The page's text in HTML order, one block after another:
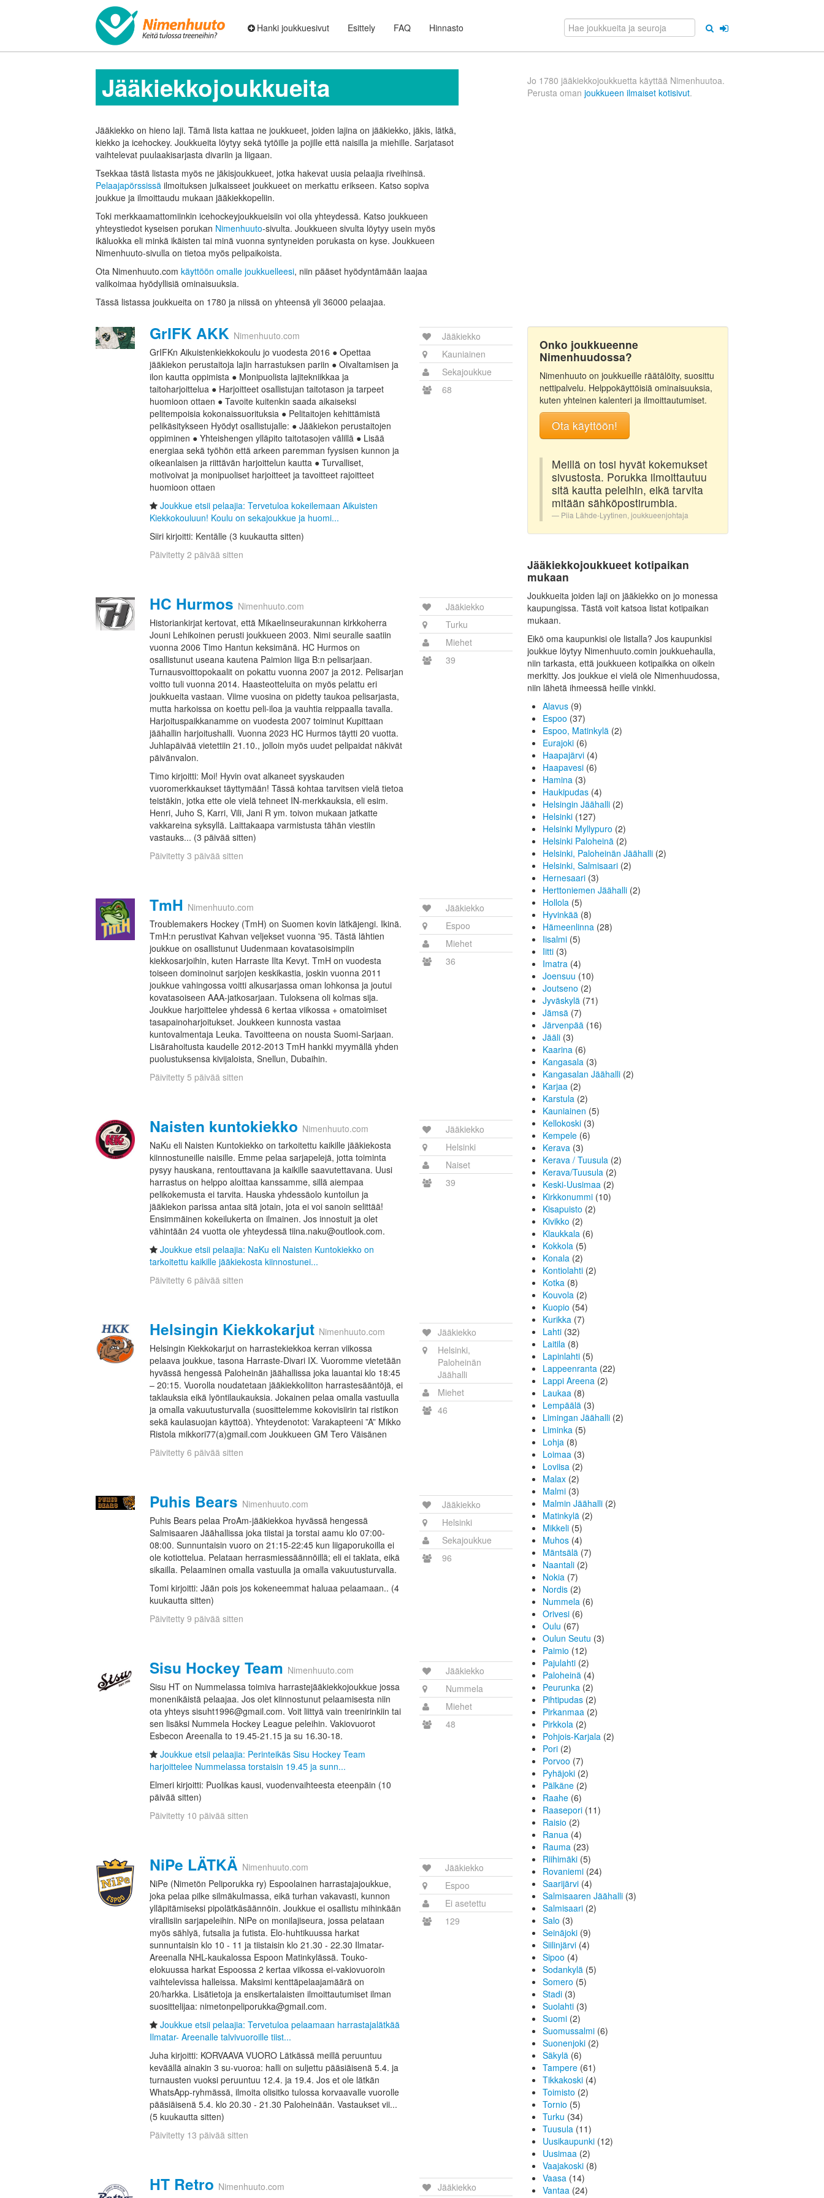
Hanki joukkuesivut Esittely FAQ Hinnasto
Jääkiekko­joukkueita
Jääkiekko on hieno laji. Tämä lista kattaa ne joukkueet, joiden lajina on jääkiekko, jäkis, lätkä,
kiekko ja icehockey. Joukkueita löytyy sekä tytöille ja pojille että naisilla ja miehille. Sarjatasot
vaihtelevat puulaakisarjasta divariin ja liigaan.
Tsekkaa tästä listasta myös ne jäkis­joukkueet, jotka hakevat uusia pelaajia riveihinsä.
Pelaajapörssissä ilmoituksen julkaisseet joukkueet on merkattu erikseen. Katso sopiva
joukkue ja ilmoittaudu mukaan jääkiekko­peliin.
Toki merkkaamattomiinkin icehockeyjoukkueisiin voi olla yhteydessä. Katso joukkueen
yhteystiedot kyseisen porukan Nimenhuuto-sivulta. Joukkueen sivulta löytyy usein myös
ikäluokka eli minkä ikäisten tai minä vuonna syntyneiden porukasta on kyse. Joukkueen
Nimenhuuto-sivulla on tietoa myös pelipaikoista.
Ota Nimenhuuto.com käyttöön omalle joukkuelleesi, niin pääset hyödyntämään laajaa
valikoimaa hyödyllisiä ominaisuuksia.
Tässä listassa joukkueita on 1780 ja niissä on yhteensä yli 36000 pelaajaa.
Jo 1780 jääkiekkojoukkuetta käyttää Nimenhuutoa.
Perusta oman joukkueen ilmaiset kotisivut.
GrIFK AKK Nimenhuuto.com
GrIFKn Aikuistenkiekkokoulu jo vuodesta 2016 ● Opettaa
jääkiekon perustaitoja lajin harrastuksen pariin ● Oivaltamisen ja
ilon kautta oppimista ● Monipuolista lajitekniikkaa ja
taitoharjoittelua ● Harjoitteet osallistujan taitotason ja tarpeet
huomioon ottaen ● Tavoite kuitenkin saada aikaiseksi
pelitempoisia kokonaissuorituksia ● Pelitaitojen kehittämistä
pelikäsitykseen Hyödyt osallistujalle: ● Jääkiekon perustaitojen
oppiminen ● Yhteishengen ylläpito taitotasojen välillä ● Lisää
energiaa sekä työhön että arkeen paremman fyysisen kunnon ja
oikeanlaisen ja riittävän harjoittelun kautta ● Turvalliset,
motivoivat ja monipuoliset harjoitteet ja tavoitteet rajoitteet
huomioon ottaen
Joukkue etsii pelaajia: Tervetuloa kokeilemaan Aikuisten
Kiekkokouluun! Koulu on sekajoukkue ja huomi...
Siiri kirjoitti: Kentälle (3 kuukautta sitten)
Päivitetty 2 päivää sitten
Jääkiekko
Kauniainen
Sekajoukkue
68
HC Hurmos Nimenhuuto.com
Historiankirjat kertovat, että Mikaelinseurakunnan kirkkoherra
Jouni Lehikoinen perusti joukkueen 2003. Nimi seuralle saatiin
vuonna 2006 Timo Hantun keksimänä. HC Hurmos on
osallistunut useana kautena Paimion liiga B:n pelisarjaan.
Turnausvoittopokaalit on pokattu vuonna 2007 ja 2012. Pelisarjan
voitto tuli vuonna 2014. Haasteotteluita on myös pelattu eri
joukkueita vastaan. Viime vuosina on pidetty taukoa pelisarjasta,
mutta harkoissa on koettu peli-iloa ja vauhtia reippaalla tavalla.
Harjoituspaikkanamme on vuodesta 2007 toiminut Kupittaan
jäähallin harjoitushalli. Vuonna 2023 HC Hurmos täytti 20 vuotta.
Juhlapäivää vietettiin 21.10., jolloin myös uudet pelipaidat näkivät
päivänvalon.
Timo kirjoitti: Moi! Hyvin ovat alkaneet syyskauden
vuoromerkkaukset täyttymään! Tässä kohtaa tarvitsen vielä tietoa
teistäkin, jotka ette ole vielä tehneet IN-merkkauksia, eli esim.
Henri, Juho S, Karri, Vili, Jani R ym. toivon mukaan jatkatte
vakkareina syksyllä. Laittakaapa varmistusta tähän viestiin
vastauks... (3 päivää sitten)
Päivitetty 3 päivää sitten
Jääkiekko
Turku
Miehet
39
TmH Nimenhuuto.com
Troublemakers Hockey (TmH) on Suomen kovin lätkäjengi. Ikinä.
TmH:n perustivat Kahvan veljekset vuonna '95. Tästä lähtien
joukkue on osallistunut Uudenmaan kovatasoisimpiin
kiekkosarjoihin, kuten Harraste Ilta Kevyt. TmH on vuodesta
toiseen dominoinut sarjojen keskikastia, joskin vuonna 2011
joukkue vahingossa voitti alkusarjassa oman lohkonsa ja joutui
kovatasoiseen AAA-jatkosarjaan. Tuloksena oli kolmas sija.
Joukkue harjoittelee yhdessä 6 kertaa viikossa + omatoimiset
tasapainoharjoitukset. Joukkeen kunnosta vastaa
kuntovalmentaja Leuka. Tavoitteena on nousta Suomi-Sarjaan.
Lisärahoitusta kaudelle 2012-2013 TmH hankki myymällä yhden
puolustuksensa kivijaloista, Snellun, Dubaihin.
Päivitetty 5 päivää sitten
Jääkiekko
Espoo
Miehet
36
Naisten kuntokiekko Nimenhuuto.com
NaKu eli Naisten Kuntokiekko on tarkoitettu kaikille jääkiekosta
kiinnostuneille naisille. Emme pelaa sarjapelejä, jotta toiminta
pysyy hauskana, rentouttavana ja kaikille saavutettavana. Uusi
harrastus on helppo aloittaa kanssamme, sillä aiempaa
pelikokemusta ei tarvita. Hauska yhdessäolo kuntoilun ja
jääkiekon parissa antaa sitä jotain, jota ei voi sanoin selittää!
Ensimmäinen kokeilukerta on ilmainen. Jos innostuit ja olet
vähintään 24 vuotta ole yhteydessä tiina.naku@outlook.com.
Joukkue etsii pelaajia: NaKu eli Naisten Kuntokiekko on
tarkoitettu kaikille jääkiekosta kiinnostunei...
Päivitetty 6 päivää sitten
Jääkiekko
Helsinki
Naiset
39
Helsingin Kiekkokarjut Nimenhuuto.com
Helsingin Kiekkokarjut on harrastekiekkoa kerran viikossa
pelaava joukkue, tasona Harraste-Divari IX. Vuoromme vietetään
hyvässä hengessä Paloheinän jäähallissa joka lauantai klo 18:45
– 20:15. Vuorolla noudatetaan jääkiekkoliiton harrastesääntöjä, ei
taklauksia eikä lyöntilaukauksia. Jokainen pelaa omalla vastuulla
ja omalla vakuutusturvalla (suosittelemme kokovisiirin tai ristikon
sekä kaulasuojan käyttöä). Yhteydenotot: Varakapteeni ”A” Mikko
Ristola mikkori77(a)gmail.com Joukkueen GM Tero Väisänen
Päivitetty 6 päivää sitten
Jääkiekko
Helsinki,
Paloheinän
Jäähalli
Miehet
46
Puhis Bears Nimenhuuto.com
Puhis Bears pelaa ProAm-jääkiekkoa hyvässä hengessä
Salmisaaren Jäähallissa joka tiistai ja torstai aamu klo 07:00-
08:00. Sunnuntaisin vuoro on 21:15-22:45 kun liigaporukoilla ei
ole kotiottelua. Pelataan herrasmiessäännöillä; eli ei taklata, eikä
sikailla. Pelaaminen omalla vastuulla ja omalla vakuutusturvalla.
Tomi kirjoitti: Jään pois jos kokeneemmat haluaa pelaamaan.. (4
kuukautta sitten)
Päivitetty 9 päivää sitten
Jääkiekko
Helsinki
Sekajoukkue
96
Sisu Hockey Team Nimenhuuto.com
Sisu HT on Nummelassa toimiva harrastejääkiekkojoukkue jossa
monenikäistä pelaajaa. Jos olet kiinnostunut pelaamisesta niin
ota yhteys sisuht1996@gmail.com. Voit liittyä vain treenirinkiin tai
sen lisäksi Nummela Hockey League peleihin. Vakiovuorot
Esbecon Areenalla to 19.45-21.15 ja su 16.30-18.
Joukkue etsii pelaajia: Perinteikäs Sisu Hockey Team
harjoittelee Nummelassa torstaisin 19.45 ja sunn...
Elmeri kirjoitti: Puolikas kausi, vuodenvaihteesta eteenpäin (10
päivää sitten)
Päivitetty 10 päivää sitten
Jääkiekko
Nummela
Miehet
48
NiPe LÄTKÄ Nimenhuuto.com
NiPe (Nimetön Peliporukka ry) Espoolainen harrastajajoukkue,
joka pelaa pilke silmäkulmassa, eikä turhan vakavasti, kunnon
ylläpitämiseksi pipolätkäsäännöin. Joukkue ei osallistu mihinkään
virallisiin sarjapeleihin. NiPe on monilajiseura, jossa pelataan
myös sählyä, futsalia ja futista. Elo-huhtikuussa harkat
sunnuntaisin klo 10 - 11 ja tiistaisin klo 21.30 - 22.30 Ilmatar-
Areenalla NHL-kaukalossa Espoon Matinkylässä. Touko-
elokuussa harkat Espoossa 2 kertaa viikossa ei-vakiovuoroin
vaihtelevissa halleissa. Maksimi kenttäpelaajamäärä on
20/harkka. Lisätietoja ja ensikertalaisten ilmoittautumiset ilman
suosittelijaa: nimetonpeliporukka@gmail.com.
Joukkue etsii pelaajia: Tervetuloa pelaamaan harrastajalätkää
Ilmatar- Areenalle talvivuoroille tiist...
Juha kirjoitti: KORVAAVA VUORO Lätkässä meillä peruuntuu
keväällä ainakin 3 su-vuoroa: halli on suljettu pääsiäisenä 5.4. ja
turnausten vuoksi peruuntuu 12.4. ja 19.4. Jos et ole lätkän
WhatsApp-ryhmässä, ilmoita olisitko tulossa korvaavalle vuorolle
pääsiäisenä 5.4. klo 20.30 - 21.30 Paloheinään. Vastaukset vii...
(5 kuukautta sitten)
Päivitetty 13 päivää sitten
Jääkiekko
Espoo
Ei asetettu
129
HT Retro Nimenhuuto.com
Jääkiekko
Onko joukkueenne
Nimenhuudossa?
Nimenhuuto on joukkueille räätälöity, suosittu
nettipalvelu. Helppokäyttöisiä ominaisuuksia,
kuten yhteinen kalenteri ja ilmoittautumiset.
Ota käyttöön!
Meillä on tosi hyvät kokemukset
sivustosta. Porukka ilmoittautuu
sitä kautta peleihin, eikä tarvita
mitään sähköpostirumbia.
Piia Lähde-Lyytinen, joukkueenjohtaja
Jääkiekkojoukkueet kotipaikan
mukaan
Joukkueita joiden laji on jääkiekko on jo monessa
kaupungissa. Tästä voit katsoa listat kotipaikan
mukaan.
Eikö oma kaupunkisi ole listalla? Jos kaupunkisi
joukkue löytyy Nimenhuuto.comin joukkuehaulla,
niin tarkasta, että joukkueen kotipaikka on oikein
merkitty. Jos joukkue ei vielä ole Nimenhuudossa,
niin lähetä ihmeessä heille vinkki.
Alavus (9)
Espoo (37)
Espoo, Matinkylä (2)
Eurajoki (6)
Haapajärvi (4)
Haapavesi (6)
Hamina (3)
Haukipudas (4)
Helsingin Jäähalli (2)
Helsinki (127)
Helsinki Myllypuro (2)
Helsinki Paloheinä (2)
Helsinki, Paloheinän Jäähalli (2)
Helsinki, Salmisaari (2)
Hernesaari (3)
Herttoniemen Jäähalli (2)
Hollola (5)
Hyvinkää (8)
Hämeenlinna (28)
Iisalmi (5)
Iitti (3)
Imatra (4)
Joensuu (10)
Joutseno (2)
Jyväskylä (71)
Jämsä (7)
Järvenpää (16)
Jääli (3)
Kaarina (6)
Kangasala (3)
Kangasalan Jäähalli (2)
Karjaa (2)
Karstula (2)
Kauniainen (5)
Kellokoski (3)
Kempele (6)
Kerava (3)
Kerava / Tuusula (2)
Kerava/Tuusula (2)
Keski-Uusimaa (2)
Kirkkonummi (10)
Kisapuisto (2)
Kivikko (2)
Klaukkala (6)
Kokkola (5)
Konala (2)
Kontiolahti (2)
Kotka (8)
Kouvola (2)
Kuopio (54)
Kurikka (7)
Lahti (32)
Laitila (8)
Lapinlahti (5)
Lappeenranta (22)
Lappi Areena (2)
Laukaa (8)
Lempäälä (3)
Limingan Jäähalli (2)
Liminka (5)
Lohja (8)
Loimaa (3)
Loviisa (2)
Malax (2)
Malmi (3)
Malmin Jäähalli (2)
Matinkylä (2)
Mikkeli (5)
Muhos (4)
Mäntsälä (7)
Naantali (2)
Nokia (7)
Nordis (2)
Nummela (6)
Orivesi (6)
Oulu (67)
Oulun Seutu (3)
Paimio (12)
Pajulahti (2)
Paloheinä (4)
Peurunka (2)
Pihtipudas (2)
Pirkanmaa (2)
Pirkkola (2)
Pohjois-Karjala (2)
Pori (2)
Porvoo (7)
Pyhäjoki (2)
Pälkäne (2)
Raahe (6)
Raasepori (11)
Raisio (2)
Ranua (4)
Rauma (23)
Riihimäki (5)
Rovaniemi (24)
Saarijärvi (4)
Salmisaaren Jäähalli (3)
Salmisaari (2)
Salo (3)
Seinäjoki (9)
Siilinjärvi (4)
Sipoo (4)
Sodankylä (5)
Somero (5)
Stadi (3)
Suolahti (3)
Suomi (2)
Suomussalmi (6)
Suonenjoki (2)
Säkylä (6)
Tampere (61)
Tikkakoski (4)
Toimisto (2)
Tornio (5)
Turku (34)
Tuusula (11)
Uusikaupunki (12)
Uusimaa (2)
Vaajakoski (8)
Vaasa (14)
Vantaa (24)